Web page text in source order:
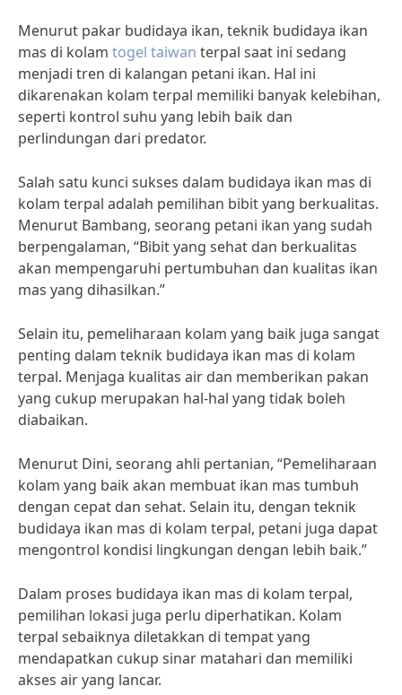
Menurut pakar budidaya ikan, teknik budidaya ikan
mas di kolam togel taiwan terpal saat ini sedang
menjadi tren di kalangan petani ikan. Hal ini
dikarenakan kolam terpal memiliki banyak kelebihan,
seperti kontrol suhu yang lebih baik dan
perlindungan dari predator.
Salah satu kunci sukses dalam budidaya ikan mas di
kolam terpal adalah pemilihan bibit yang berkualitas.
Menurut Bambang, seorang petani ikan yang sudah
berpengalaman, “Bibit yang sehat dan berkualitas
akan mempengaruhi pertumbuhan dan kualitas ikan
mas yang dihasilkan.”
Selain itu, pemeliharaan kolam yang baik juga sangat
penting dalam teknik budidaya ikan mas di kolam
terpal. Menjaga kualitas air dan memberikan pakan
yang cukup merupakan hal-hal yang tidak boleh
diabaikan.
Menurut Dini, seorang ahli pertanian, “Pemeliharaan
kolam yang baik akan membuat ikan mas tumbuh
dengan cepat dan sehat. Selain itu, dengan teknik
budidaya ikan mas di kolam terpal, petani juga dapat
mengontrol kondisi lingkungan dengan lebih baik.”
Dalam proses budidaya ikan mas di kolam terpal,
pemilihan lokasi juga perlu diperhatikan. Kolam
terpal sebaiknya diletakkan di tempat yang
mendapatkan cukup sinar matahari dan memiliki
akses air yang lancar.